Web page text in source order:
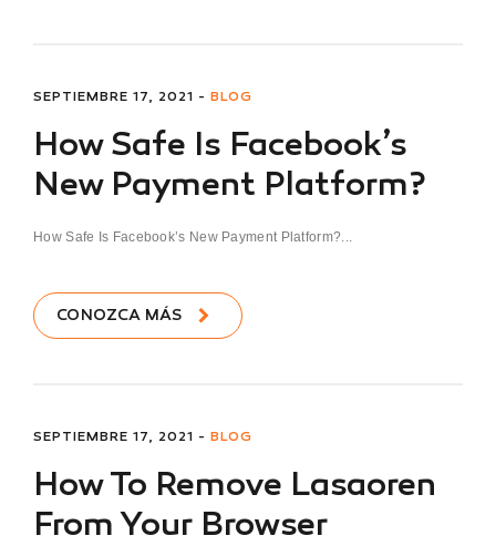
SEPTIEMBRE 17, 2021 - BLOG
How Safe Is Facebook’s
New Payment Platform?
How Safe Is Facebook’s New Payment Platform?...
CONOZCA MÁS
SEPTIEMBRE 17, 2021 - BLOG
How To Remove Lasaoren
From Your Browser